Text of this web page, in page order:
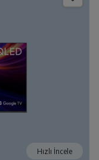
Hızlı İncele